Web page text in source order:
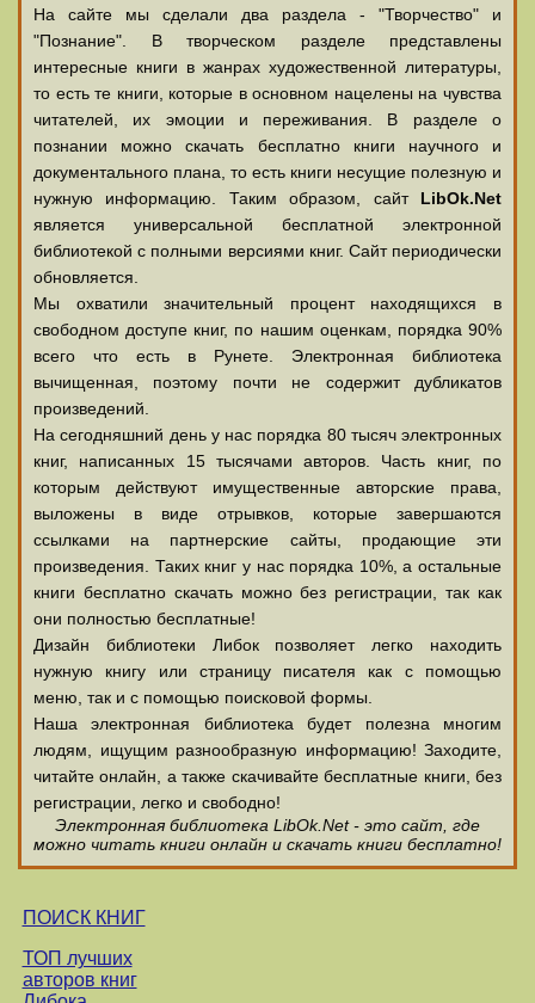
На сайте мы сделали два раздела - "Творчество" и
"Познание". В творческом разделе представлены
интересные книги в жанрах художественной литературы,
то есть те книги, которые в основном нацелены на чувства
читателей, их эмоции и переживания. В разделе о
познании можно скачать бесплатно книги научного и
документального плана, то есть книги несущие полезную и
нужную информацию. Таким образом, сайт LibOk.Net
является универсальной бесплатной электронной
библиотекой с полными версиями книг. Сайт периодически
обновляется.
Мы охватили значительный процент находящихся в
свободном доступе книг, по нашим оценкам, порядка 90%
всего что есть в Рунете. Электронная библиотека
вычищенная, поэтому почти не содержит дубликатов
произведений.
На сегодняшний день у нас порядка 80 тысяч электронных
книг, написанных 15 тысячами авторов. Часть книг, по
которым действуют имущественные авторские права,
выложены в виде отрывков, которые завершаются
ссылками на партнерские сайты, продающие эти
произведения. Таких книг у нас порядка 10%, а остальные
книги бесплатно скачать можно без регистрации, так как
они полностью бесплатные!
Дизайн библиотеки Либок позволяет легко находить
нужную книгу или страницу писателя как с помощью
меню, так и с помощью поисковой формы.
Наша электронная библиотека будет полезна многим
людям, ищущим разнообразную информацию! Заходите,
читайте онлайн, а также скачивайте бесплатные книги, без
регистрации, легко и свободно!
Электронная библиотека LibOk.Net - это сайт, где
можно читать книги онлайн и скачать книги бесплатно!
ПОИСК КНИГ
ТОП лучших
авторов книг